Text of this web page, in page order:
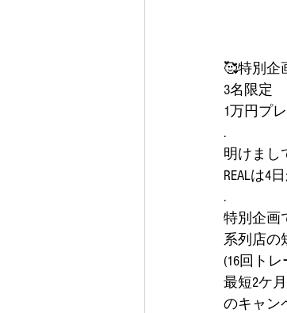
🥰特別企
3名限定
1万円プ
.
明けまし
REALは4
.
特別企画
系列店の
(16回ト
最短2ケ
のキャン